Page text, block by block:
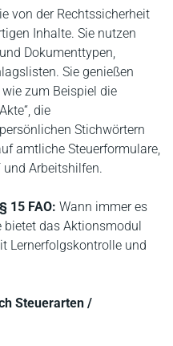
von der Rechtssicherheit
Inhalte. Sie nutzen
Dokumenttypen,
Sie genießen
zum Beispiel die
die
Stichwörtern
amtliche Steuerformulare,
Arbeitshilfen.
15 FAO: Wann immer es
das Aktionsmodul
Lernerfolgskontrolle und
Steuerarten /